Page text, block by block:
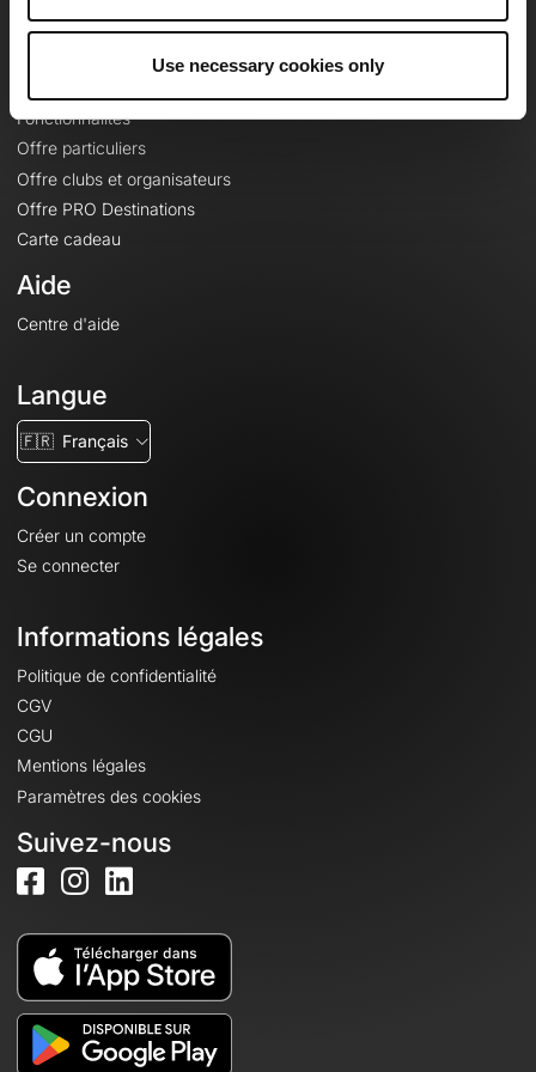
Use necessary cookies only
Fonctionnalités
Offre particuliers
Offre clubs et organisateurs
Offre PRO Destinations
Carte cadeau
Aide
Centre d'aide
Langue
🇫🇷 Français
Connexion
Créer un compte
Se connecter
Informations légales
Politique de confidentialité
CGV
CGU
Mentions légales
Paramètres des cookies
Suivez-nous